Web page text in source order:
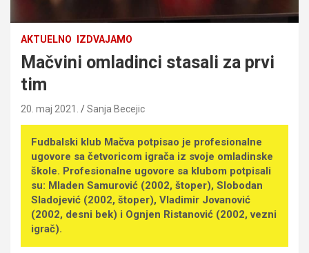
AKTUELNO IZDVAJAMO
Mačvini omladinci stasali za prvi
tim
20. maj 2021. Sanja Becejic
Fudbalski klub Mačva potpisao je profesionalne
ugovore sa četvoricom igrača iz svoje omladinske
škole. Profesionalne ugovore sa klubom potpisali
su: Mladen Samurović (2002, štoper), Slobodan
Sladojević (2002, štoper), Vladimir Jovanović
(2002, desni bek) i Ognjen Ristanović (2002, vezni
igrač).